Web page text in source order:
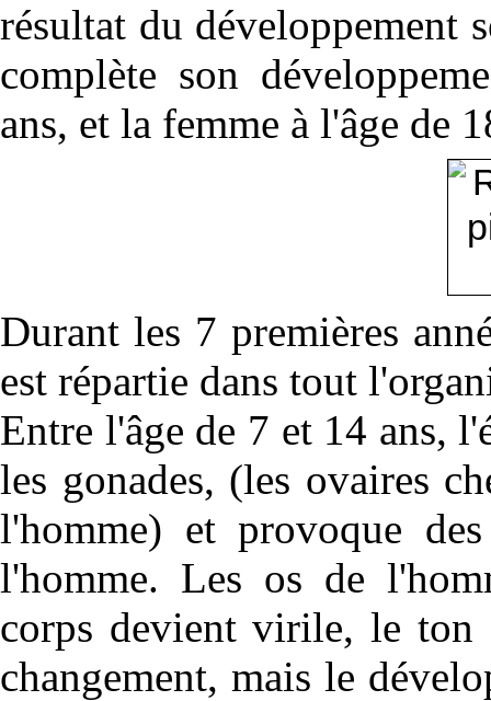
résultat du développement
complète son
ans, et la femme à l'âge de
Durant les 7 premières
est répartie dans tout
Entre l'âge de 7 et 14 ans,
les gonades, (les ovaires
l'homme) et provoque
l'homme. Les os de
corps devient virile, le
changement, mais le